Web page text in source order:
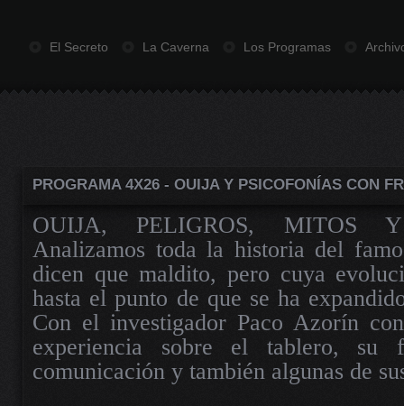
El Secreto La Caverna Los Programas
PROGRAMA 4X26 - OUIJA Y PSICOFONÍAS CON
OUIJA, PELIGROS, MITOS Y
Analizamos toda la historia del
dicen que maldito, pero cuya
hasta el punto de que se ha
Con el investigador Paco Azorín
experiencia sobre el tablero, su
comunicación y también algunas de